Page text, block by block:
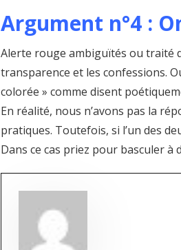
Argument n°4 :
Alerte rouge ambiguïtés ou traité
transparence et les confessions.
colorée » comme disent
En réalité, nous n’avons pas la
pratiques. Toutefois, si l’un des
Dans ce cas priez pour basculer à